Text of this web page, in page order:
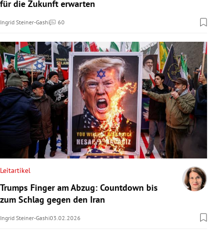
für die Zukunft erwarten
Ingrid Steiner-Gashi 60
Kommentare
Leitartikel
Trumps Finger am Abzug: Countdown bis
zum Schlag gegen den Iran
Ingrid Steiner-Gashi03.02.2026